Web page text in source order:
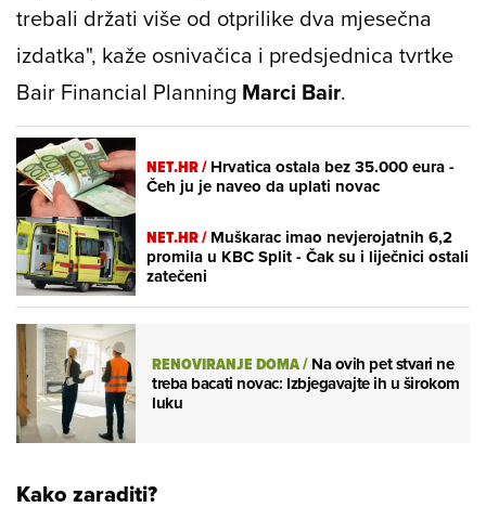
trebali držati više od otprilike dva mjesečna
izdatka", kaže osnivačica i predsjednica tvrtke
Bair Financial Planning Marci Bair.
NET.HR /Hrvatica ostala bez 35.000 eura -
Čeh ju je naveo da uplati novac
NET.HR /Muškarac imao nevjerojatnih 6,2
promila u KBC Split - Čak su i liječnici ostali
zatečeni
RENOVIRANJE DOMA/Na ovih pet stvari ne
treba bacati novac: Izbjegavajte ih u širokom
luku
Kako zaraditi?